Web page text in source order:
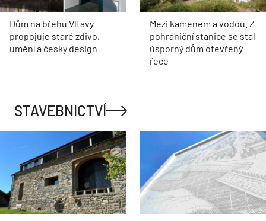
Dům na břehu Vltavy
propojuje staré zdivo,
umění a český design
Mezi kamenem a vodou. Z
pohraniční stanice se stal
úsporný dům otevřený
řece
STAVEBNICTVÍ